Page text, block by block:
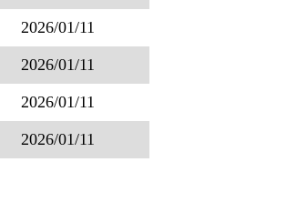
2026/01/11
2026/01/11
2026/01/11
2026/01/11